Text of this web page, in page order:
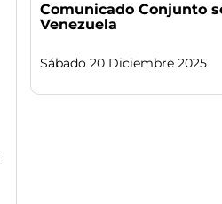
Comunicado Conjunto
Venezuela
Sábado 20 Diciembre 2025